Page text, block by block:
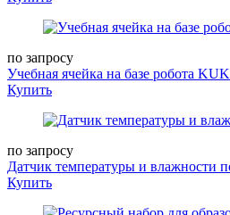
по запросу
Учебная ячейка на базе робота
Купить
по запросу
Датчик температуры и влажности
Купить